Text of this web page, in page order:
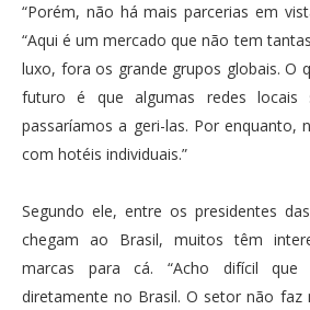
“Porém, não há mais parcerias em
“Aqui é um mercado que não tem
luxo, fora os grande grupos globais. O
futuro é que algumas redes
passaríamos a geri-las. Por enquanto,
com hotéis individuais.”
Segundo ele, entre os presidentes
chegam ao Brasil, muitos têm
marcas para cá. “Acho difícil que
diretamente no Brasil. O setor não faz